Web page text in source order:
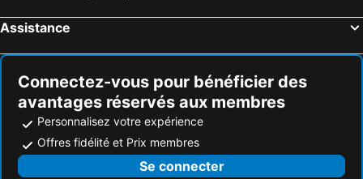
Assistance
Connectez-vous pour bénéficier des
avantages réservés aux membres
Personnalisez votre expérience
Offres fidélité et Prix membres
Se connecter